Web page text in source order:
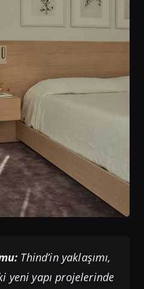
Thind’in yaklaşımı,
yeni yapı projelerinde